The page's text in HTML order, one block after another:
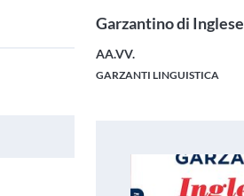
Garzantino di Inglese
AA.VV.
GARZANTI LINGUISTICA